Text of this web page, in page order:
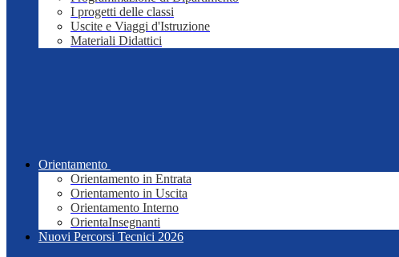
I progetti delle classi
Uscite e Viaggi d'Istruzione
Materiali Didattici
Orientamento
Orientamento in Entrata
Orientamento in Uscita
Orientamento Interno
OrientaInsegnanti
Nuovi Percorsi Tecnici 2026